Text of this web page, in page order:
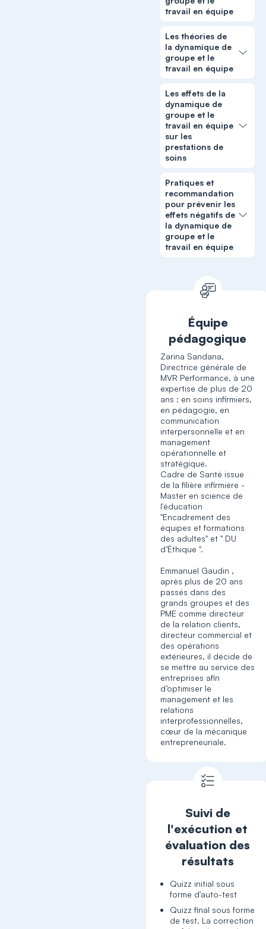
travail en équipe
Les théories de
la dynamique de
groupe et le
travail en équipe
Les effets de la
dynamique de
groupe et le
travail en équipe
sur les
prestations de
soins
Pratiques et
recommandation
pour prévenir les
effets négatifs de
la dynamique de
groupe et le
travail en équipe
Équipe
pédagogique
Zarina Sandana,
Directrice générale de
MVR Performance, à une
expertise de plus de 20
ans : en soins infirmiers,
en pédagogie, en
communication
interpersonnelle et en
management
opérationnelle et
stratégique.
Cadre de Santé issue
de la filière infirmière -
Master en science de
l'éducation
"Encadrement des
équipes et formations
des adultes" et " DU
d’Éthique ".
Emmanuel Gaudin ,
après plus de 20 ans
passés dans des
grands groupes et des
PME comme directeur
de la relation clients,
directeur commercial et
des opérations
extérieures, il décide de
se mettre au service des
entreprises afin
d’optimiser le
management et les
relations
interprofessionnelles,
cœur de la mécanique
entrepreneuriale.
Suivi de
l'exécution et
évaluation des
résultats
Quizz initial sous
forme d'auto-test
Quizz final sous forme
de test. La correction